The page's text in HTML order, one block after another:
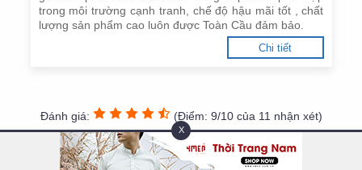
trong môi trường cạnh tranh, chế độ hậu mãi tốt , chất
lượng sản phẩm cao luôn được Toàn Cầu đảm bảo.
Chi tiết
Đánh giá: (Điểm: 9/10 của 11 nhận xét)
ĐÁNH GIÁ CỦA BẠN
X